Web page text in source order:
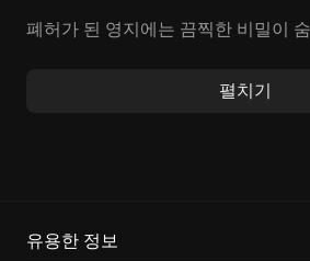
폐허가 된 영지에는 끔찍한 비밀이
살아남아야 합니다. 잊혀진 던전, 깊
주요 특징:
펼치기
유용한 정보